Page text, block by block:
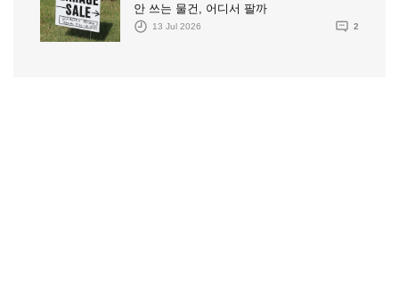
안 쓰는 물건, 어디서 팔까
13 Jul 2026 2